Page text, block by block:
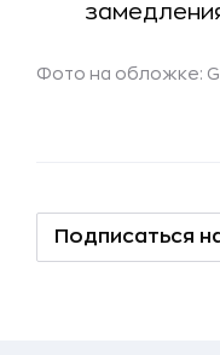
Фото на обложке:
Подписаться